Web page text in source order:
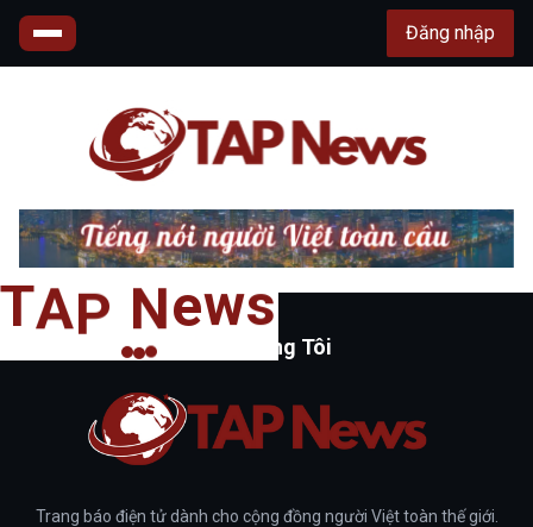
Đăng nhập
TAP News
Về Chúng Tôi
Trang báo điện tử dành cho cộng đồng người Việt toàn thế giới.